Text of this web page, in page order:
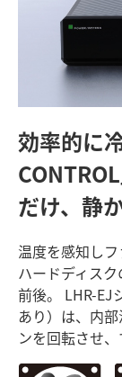
効率的に
CONTROL
だけ、静
温度を感知し
ハードディス
前後。 LHR-EJ
あり）は、内
ンを回転させ、